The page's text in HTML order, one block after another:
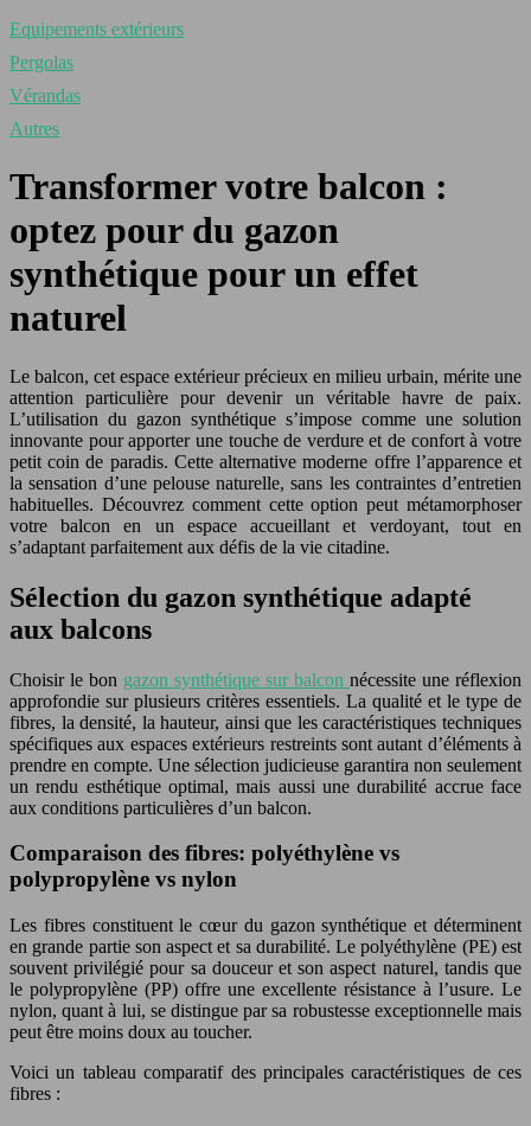
Equipements extérieurs
Pergolas
Vérandas
Autres
Transformer votre balcon :
optez pour du gazon
synthétique pour un effet
naturel
Le balcon, cet espace extérieur précieux en milieu urbain, mérite une
attention particulière pour devenir un véritable havre de paix.
L’utilisation du gazon synthétique s’impose comme une solution
innovante pour apporter une touche de verdure et de confort à votre
petit coin de paradis. Cette alternative moderne offre l’apparence et
la sensation d’une pelouse naturelle, sans les contraintes d’entretien
habituelles. Découvrez comment cette option peut métamorphoser
votre balcon en un espace accueillant et verdoyant, tout en
s’adaptant parfaitement aux défis de la vie citadine.
Sélection du gazon synthétique adapté
aux balcons
Choisir le bon gazon synthétique sur balcon nécessite une réflexion
approfondie sur plusieurs critères essentiels. La qualité et le type de
fibres, la densité, la hauteur, ainsi que les caractéristiques techniques
spécifiques aux espaces extérieurs restreints sont autant d’éléments à
prendre en compte. Une sélection judicieuse garantira non seulement
un rendu esthétique optimal, mais aussi une durabilité accrue face
aux conditions particulières d’un balcon.
Comparaison des fibres: polyéthylène vs
polypropylène vs nylon
Les fibres constituent le cœur du gazon synthétique et déterminent
en grande partie son aspect et sa durabilité. Le polyéthylène (PE) est
souvent privilégié pour sa douceur et son aspect naturel, tandis que
le polypropylène (PP) offre une excellente résistance à l’usure. Le
nylon, quant à lui, se distingue par sa robustesse exceptionnelle mais
peut être moins doux au toucher.
Voici un tableau comparatif des principales caractéristiques de ces
fibres :